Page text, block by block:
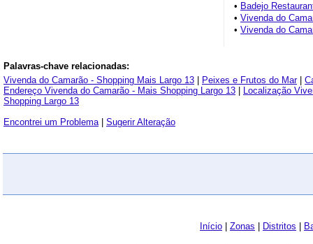
• Badejo
• Vivenda do
• Vivenda do
Palavras-chave relacionadas:
Vivenda do Camarão - Shopping Mais Largo 13
Peixes e Frutos do Mar|
Endereço Vivenda do Camarão - Mais Shopping Largo 13
Localização
Shopping Largo 13
Encontrei um Problema| Sugerir Alteração
Início Zonas Distritos